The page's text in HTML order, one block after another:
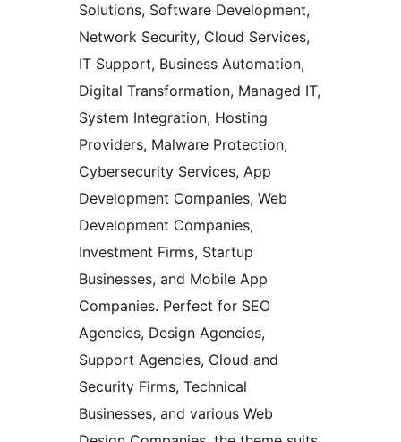
Solutions, Software Development,
Network Security, Cloud Services,
IT Support, Business Automation,
Digital Transformation, Managed IT,
System Integration, Hosting
Providers, Malware Protection,
Cybersecurity Services, App
Development Companies, Web
Development Companies,
Investment Firms, Startup
Businesses, and Mobile App
Companies. Perfect for SEO
Agencies, Design Agencies,
Support Agencies, Cloud and
Security Firms, Technical
Businesses, and various Web